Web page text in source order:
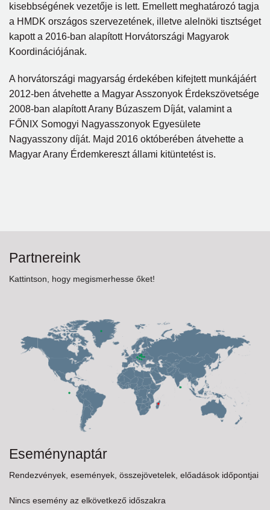
kisebbségének vezetője is lett. Emellett meghatározó tagja
a HMDK országos szervezetének, illetve alelnöki tisztséget
kapott a 2016-ban alapított Horvátországi Magyarok
Koordinációjának.
A horvátországi magyarság érdekében kifejtett munkájáért
2012-ben átvehette a Magyar Asszonyok Érdekszövetsége
2008-ban alapított Arany Búzaszem Díját, valamint a
FŐNIX Somogyi Nagyasszonyok Egyesülete
Nagyasszony díját. Majd 2016 októberében átvehette a
Magyar Arany Érdemkereszt állami kitüntetést is.
Partnereink
Kattintson, hogy megismerhesse őket!
Eseménynaptár
Rendezvények, események, összejövetelek, előadások időpontjai
Nincs esemény az elkövetkező időszakra